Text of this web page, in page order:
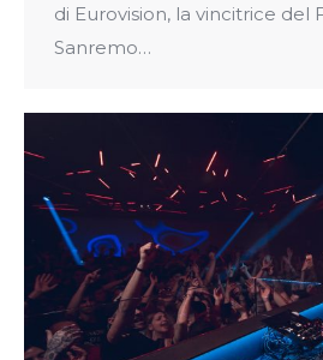
di Eurovision, la vincitrice del
Sanremo…